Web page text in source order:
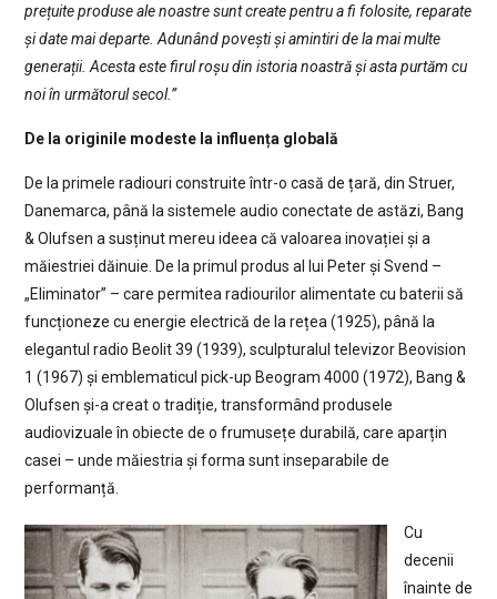
prețuite produse ale noastre sunt create pentru a fi folosite, reparate
și date mai departe. Adunând povești și amintiri de la mai multe
generații. Acesta este firul roșu din istoria noastră și asta purtăm cu
noi în următorul secol.”
De la originile modeste la influența globală
De la primele radiouri construite într-o casă de țară, din Struer,
Danemarca, până la sistemele audio conectate de astăzi, Bang
& Olufsen a susținut mereu ideea că valoarea inovației și a
măiestriei dăinuie. De la primul produs al lui Peter și Svend –
„Eliminator” – care permitea radiourilor alimentate cu baterii să
funcționeze cu energie electrică de la rețea (1925), până la
elegantul radio Beolit 39 (1939), sculpturalul televizor Beovision
1 (1967) și emblematicul pick-up Beogram 4000 (1972), Bang &
Olufsen și-a creat o tradiție, transformând produsele
audiovizuale în obiecte de o frumusețe durabilă, care aparțin
casei – unde măiestria și forma sunt inseparabile de
performanță.
Cu
decenii
înainte de